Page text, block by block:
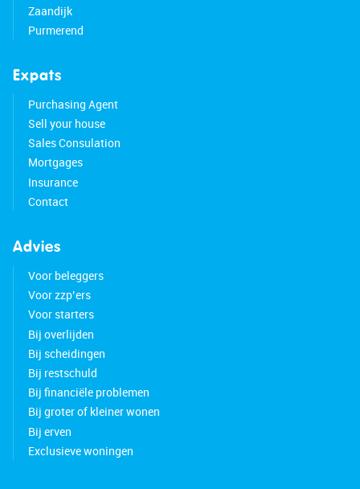
Zaandijk
Purmerend
Expats
Purchasing Agent
Sell your house
Sales Consulation
Mortgages
Insurance
Contact
Advies
Voor beleggers
Voor zzp’ers
Voor starters
Bij overlijden
Bij scheidingen
Bij restschuld
Bij financiële problemen
Bij groter of kleiner wonen
Bij erven
Exclusieve woningen